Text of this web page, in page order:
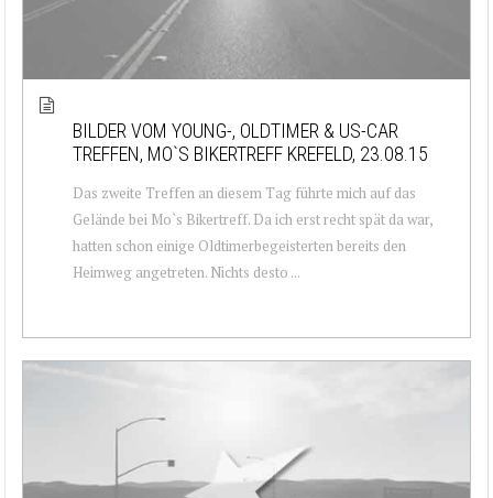
BILDER VOM YOUNG-, OLDTIMER & US-CAR
TREFFEN, MO`S BIKERTREFF KREFELD, 23.08.15
Das zweite Treffen an diesem Tag führte mich auf das
Gelände bei Mo`s Bikertreff. Da ich erst recht spät da war,
hatten schon einige Oldtimerbegeisterten bereits den
Heimweg angetreten. Nichts desto ...